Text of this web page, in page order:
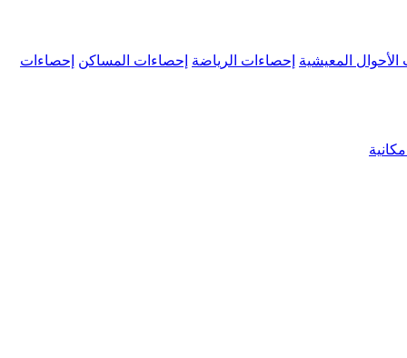
الأحوال المعيشية إحصاءات الرياضة إحصاءات المساكن إحصاءات